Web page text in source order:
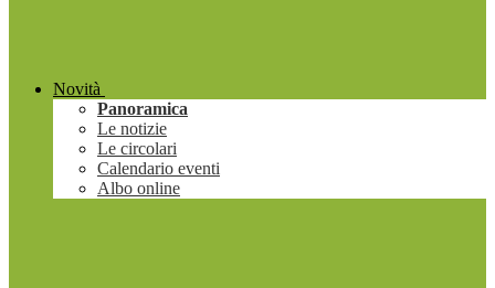
Novità
Panoramica
Le notizie
Le circolari
Calendario eventi
Albo online